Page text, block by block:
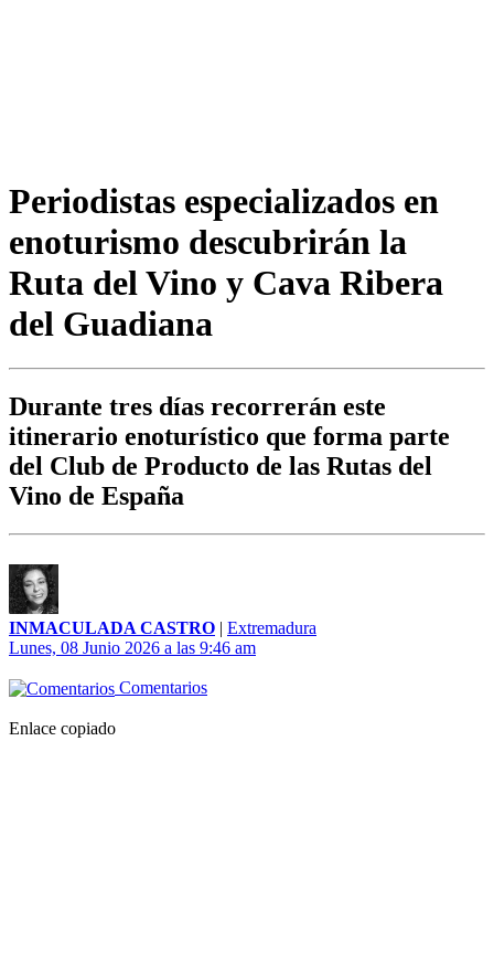
Periodistas especializados en
enoturismo descubrirán la
Ruta del Vino y Cava Ribera
del Guadiana
Durante tres días recorrerán este
itinerario enoturístico que forma parte
del Club de Producto de las Rutas del
Vino de España
INMACULADA CASTRO | Extremadura
Lunes, 08 Junio 2026 a las 9:46 am
Comentarios
Enlace copiado